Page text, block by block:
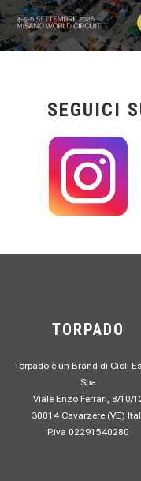
SEGUICI
TORPADO
Torpado è un Brand di Cicli
Spa
Viale Enzo Ferrari, 8/10/
30014 Cavarzere (VE)
P.iva 02291540280